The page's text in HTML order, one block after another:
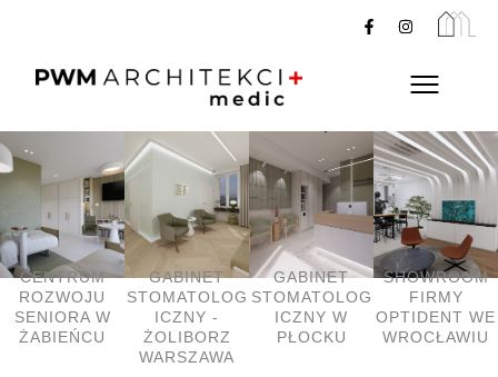
treści
F
a
-
f
I
n
a
g
m
Flyout
CENTRUM
ROZWOJU
SENIORA W
ŻABIEŃCU
GABINET
STOMATOLOG
ICZNY -
ŻOLIBORZ
WARSZAWA
GABINET
STOMATOLOG
ICZNY W
PŁOCKU
SHOWROOM
FIRMY
OPTIDENT WE
WROCŁAWIU